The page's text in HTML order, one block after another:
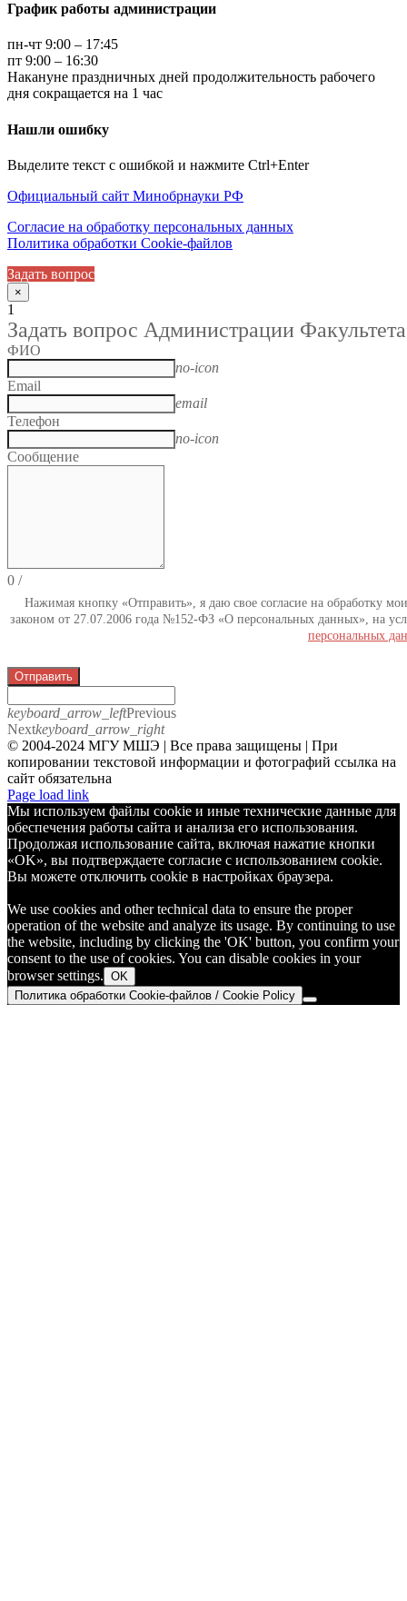
График работы администрации
пн-чт 9:00 – 17:45
пт 9:00 – 16:30
Накануне праздничных дней продолжительность рабочего
дня сокращается на 1 час
Нашли ошибку
Выделите текст с ошибкой и нажмите Ctrl+Enter
Официальный сайт Минобрнауки РФ
Согласие на обработку персональных данных
Политика обработки Cookie-файлов
Задать вопрос
×
1
Задать вопрос Администрации Факультета
ФИО
no-icon
Email
email
Телефон
no-icon
Сообщение
0 /
Нажимая кнопку «Отправить», я даю свое согласие на обработку
законом от 27.07.2006 года №152-ФЗ «О персональных данных», на
персональных
Отправить
keyboard_arrow_leftPrevious
Nextkeyboard_arrow_right
© 2004-2024 МГУ МШЭ | Все права защищены | При
копировании текстовой информации и фотографий ссылка на
сайт обязательна
Telegram
Page load link
Мы используем файлы cookie и иные технические данные для
обеспечения работы сайта и анализа его использования.
Продолжая использование сайта, включая нажатие кнопки
«OK», вы подтверждаете согласие с использованием cookie.
Вы можете отключить cookie в настройках браузера.
We use cookies and other technical data to ensure the proper
operation of the website and analyze its usage. By continuing to use
the website, including by clicking the 'OK' button, you confirm your
consent to the use of cookies. You can disable cookies in your
browser settings. OK
Политика обработки Cookie-файлов / Cookie Policy